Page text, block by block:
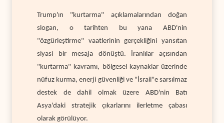
Trump'ın "kurtarma" açıklamalarından doğan
slogan, o tarihten bu yana ABD'nin
"özgürleştirme" vaatlerinin gerçekliğini yansıtan
siyasi bir mesaja dönüştü. İranlılar açısından
"kurtarma" kavramı, bölgesel kaynaklar üzerinde
nüfuz kurma, enerji güvenliği ve "İsrail"e sarsılmaz
destek de dahil olmak üzere ABD'nin Batı
Asya'daki stratejik çıkarlarını ilerletme çabası
olarak görülüyor.